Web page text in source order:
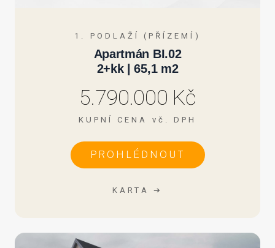
1. PODLAŽÍ (PŘÍZEMÍ)
Apartmán BI.02
2+kk | 65,1 m2
5.790.000 Kč
KUPNÍ CENA vč. DPH
PROHLÉDNOUT
KARTA ➔